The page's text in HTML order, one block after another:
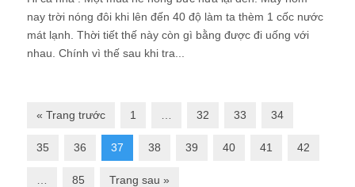
nay trời nóng đôi khi lên đến 40 độ làm ta thèm 1 cốc nước
mát lạnh. Thời tiết thế này còn gì bằng được đi uống với
nhau. Chính vì thế sau khi tra...
« Trang trước 1 32 33 34
35 36 37 38 39 40 41 42
85 Trang sau »